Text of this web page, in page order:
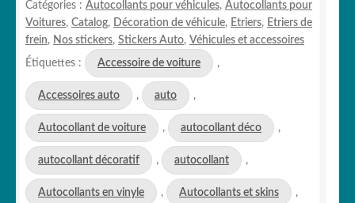
Catégories : Autocollants pour véhicules, Autocollants pour
Voitures, Catalog, Décoration de véhicule, Etriers, Etriers de
frein, Nos stickers, Stickers Auto, Véhicules et accessoires
Étiquettes : Accessoire de voiture ,
Accessoires auto , auto ,
Autocollant de voiture , autocollant déco ,
autocollant décoratif , autocollant ,
Autocollants en vinyle , Autocollants et skins ,